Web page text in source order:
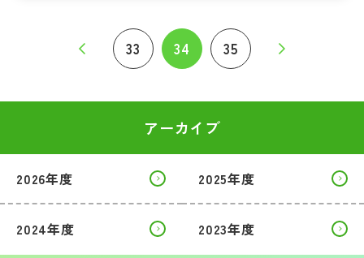
33 34 35
アーカイブ
2026年度 2025年度
2024年度 2023年度